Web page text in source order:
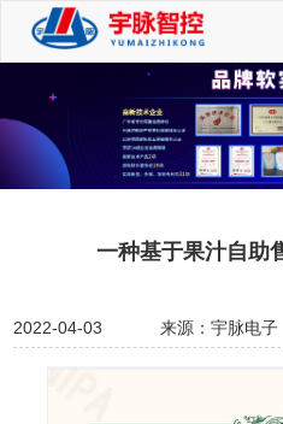
一种基于果汁自助
2022-04-03 来源：宇脉电子